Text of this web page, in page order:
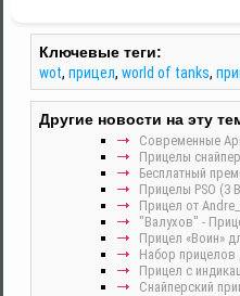
Ключевые теги:
wot, прицел, world of tanks,
Другие новости на эту
Современные
Прицелы
Бесплатный
Прицелы PSO (3
Прицел от
"Валухов" -
Прицел «Воин»
Набор прицелов
Прицел с
Снайперский